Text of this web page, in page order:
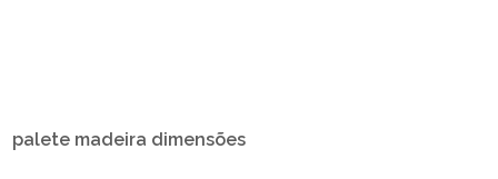
palete madeira dimensões